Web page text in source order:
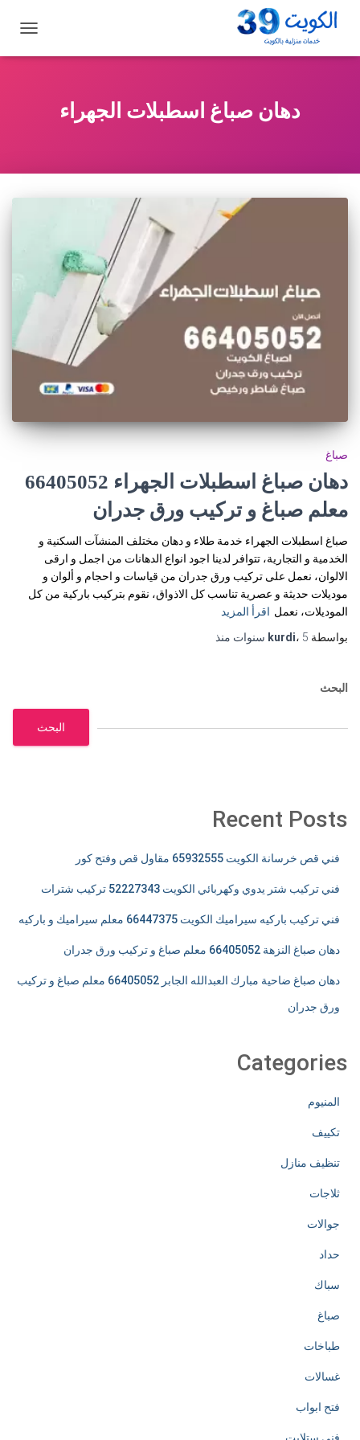
التنقل
دهان صباغ اسطبلات الجهراء
صباغ
دهان صباغ اسطبلات الجهراء 66405052
معلم صباغ و تركيب ورق جدران
صباغ اسطبلات الجهراء خدمة طلاء و دهان مختلف المنشآت السكنية و
الخدمية و التجارية، تتوافر لدينا اجود انواع الدهانات من اجمل و ارقى
الالوان، نعمل على تركيب ورق جدران من قياسات و احجام و ألوان و
موديلات حديثة و عصرية تناسب كل الاذواق، نقوم بتركيب باركية من كل
الموديلات، نعمل اقرأ المزيد
بواسطة
kurdi، 5 سنوات منذ
البحث
البحث
Recent Posts
فني قص خرسانة الكويت 65932555 مقاول قص وفتح كور
فني تركيب شتر يدوي وكهربائي الكويت 52227343 تركيب شترات
فني تركيب باركيه سيراميك الكويت 66447375 معلم سيراميك و باركيه
دهان صباغ النزهة 66405052 معلم صباغ و تركيب ورق جدران
دهان صباغ ضاحية مبارك العبدالله الجابر 66405052 معلم صباغ و تركيب
ورق جدران
Categories
المنيوم
تكييف
تنظيف منازل
ثلاجات
جوالات
حداد
سباك
صباغ
طباخات
غسالات
فتح ابواب
فني ستلايت